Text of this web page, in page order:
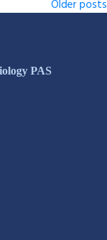
Older posts
PAS